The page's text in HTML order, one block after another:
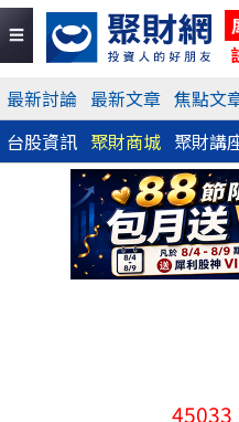
最新討論 最新文章 焦點文
台股資訊 聚財商城 聚財講
45033